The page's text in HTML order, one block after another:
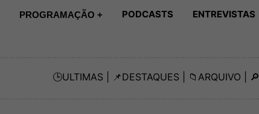
PROGRAMAÇÃO + PODCASTS ENTREVISTAS
🕒ULTIMAS | 📌DESTAQUES | 📁 ARQUIVO | 🔎